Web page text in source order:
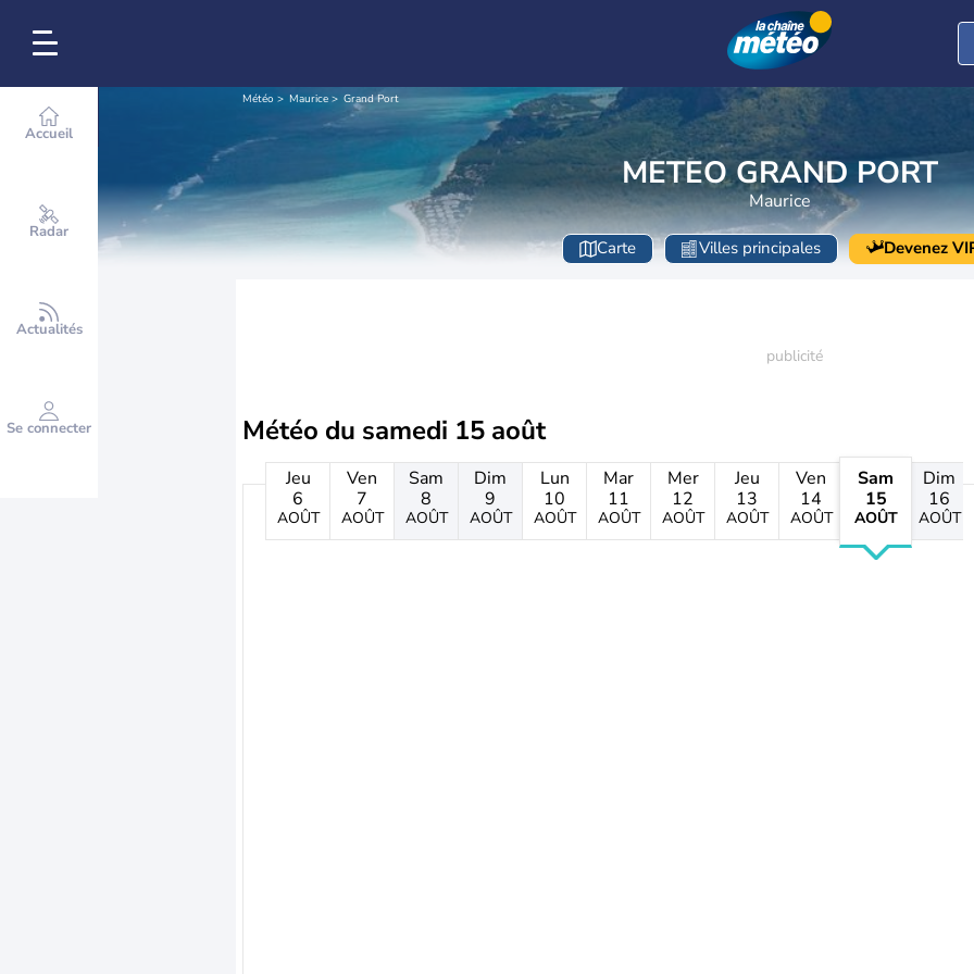
Accueil
Radar
Actualités
Se connecter
Météo Maurice Grand Port
METEO GRAND PORT
Maurice
Carte Villes principales Devenez
Météo du samedi 15 août
Jeu
6
AOÛT
Ven
7
AOÛT
Sam
8
AOÛT
Dim
9
AOÛT
Lun
10
AOÛT
Mar
11
AOÛT
Mer
12
AOÛT
Jeu
13
AOÛT
Ven
14
AOÛT
Sam
15
AOÛT
Dim
16
AOÛT